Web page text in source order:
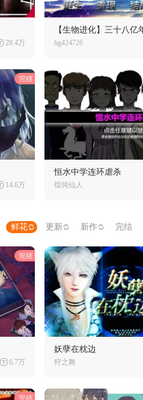
28.4万 hg424726
14.6万
恒水中学连环虐杀
馄饨仙人
鲜花 更新 新作 完结
6.7万
妖孽在枕边
狩之舞